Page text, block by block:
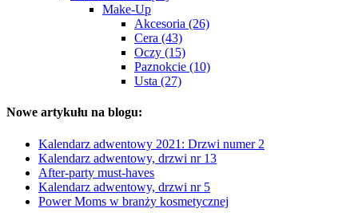
Make-Up
Akcesoria (26)
Cera (43)
Oczy (15)
Paznokcie (10)
Usta (27)
Nowe artykułu na blogu:
Kalendarz adwentowy 2021: Drzwi numer 2
Kalendarz adwentowy, drzwi nr 13
After-party must-haves
Kalendarz adwentowy, drzwi nr 5
Power Moms w branży kosmetycznej